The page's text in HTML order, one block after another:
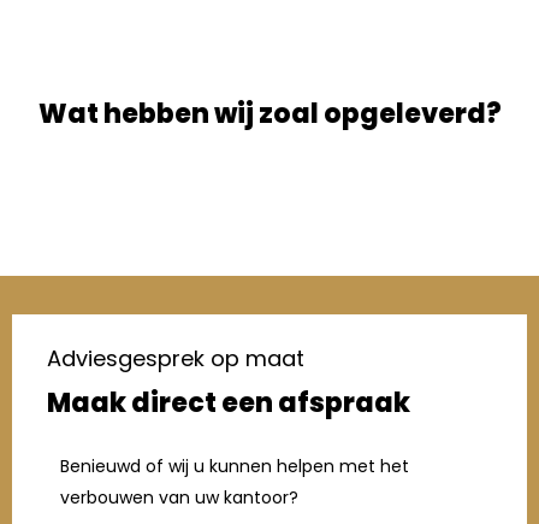
Wat hebben wij zoal opgeleverd?
Adviesgesprek op maat
Maak direct een afspraak
Benieuwd of wij u kunnen helpen met het
verbouwen van uw kantoor?